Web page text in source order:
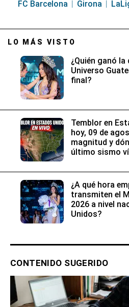
FC Barcelona Girona
LO MÁS VISTO
¿Quién ganó
Universo
final?
Temblor en
hoy, 09 de
magnitud y
último sismo
¿A qué hora
transmiten el
2026 a nivel
Unidos?
CONTENIDO SUGERIDO